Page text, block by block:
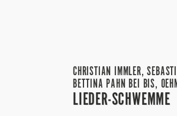
CHRISTIAN IMMLER,
BETTINA PAHN BEI BIS,
LIEDER-SCHWEMME